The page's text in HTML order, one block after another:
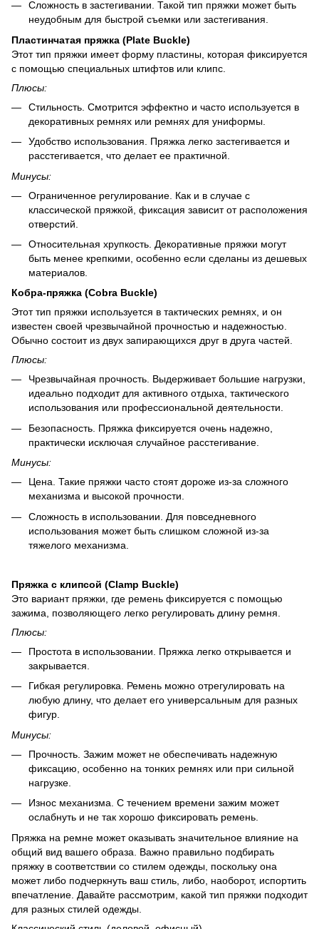
Сложность в застегивании. Такой тип пряжки может быть
неудобным для быстрой съемки или застегивания.
Пластинчатая пряжка (Plate Buckle)
Этот тип пряжки имеет форму пластины, которая фиксируется
с помощью специальных штифтов или клипс.
Плюсы:
Стильность. Смотрится эффектно и часто используется в
декоративных ремнях или ремнях для униформы.
Удобство использования. Пряжка легко застегивается и
расстегивается, что делает ее практичной.
Минусы:
Ограниченное регулирование. Как и в случае с
классической пряжкой, фиксация зависит от расположения
отверстий.
Относительная хрупкость. Декоративные пряжки могут
быть менее крепкими, особенно если сделаны из дешевых
материалов.
Кобра-пряжка (Cobra Buckle)
Этот тип пряжки используется в тактических ремнях, и он
известен своей чрезвычайной прочностью и надежностью.
Обычно состоит из двух запирающихся друг в друга частей.
Плюсы:
Чрезвычайная прочность. Выдерживает большие нагрузки,
идеально подходит для активного отдыха, тактического
использования или профессиональной деятельности.
Безопасность. Пряжка фиксируется очень надежно,
практически исключая случайное расстегивание.
Минусы:
Цена. Такие пряжки часто стоят дороже из-за сложного
механизма и высокой прочности.
Сложность в использовании. Для повседневного
использования может быть слишком сложной из-за
тяжелого механизма.
Пряжка с клипсой (Clamp Buckle)
Это вариант пряжки, где ремень фиксируется с помощью
зажима, позволяющего легко регулировать длину ремня.
Плюсы:
Простота в использовании. Пряжка легко открывается и
закрывается.
Гибкая регулировка. Ремень можно отрегулировать на
любую длину, что делает его универсальным для разных
фигур.
Минусы:
Прочность. Зажим может не обеспечивать надежную
фиксацию, особенно на тонких ремнях или при сильной
нагрузке.
Износ механизма. С течением времени зажим может
ослабнуть и не так хорошо фиксировать ремень.
Пряжка на ремне может оказывать значительное влияние на
общий вид вашего образа. Важно правильно подбирать
пряжку в соответствии со стилем одежды, поскольку она
может либо подчеркнуть ваш стиль, либо, наоборот, испортить
впечатление. Давайте рассмотрим, какой тип пряжки подходит
для разных стилей одежды.